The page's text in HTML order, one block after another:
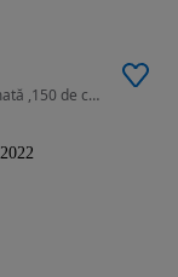
1968 cm3 • 150 CP • Nou Ateka An 2022, 2l,Automată ,150 de cai ,130 de mi de km
2022